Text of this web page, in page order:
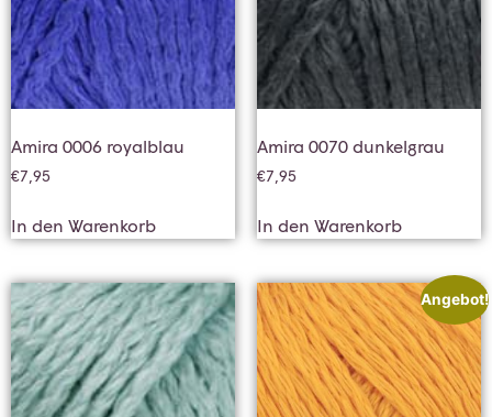
Amira 0006 royalblau
€7,95
In den Warenkorb
Amira 0070 dunkelgrau
€7,95
In den Warenkorb
Angebot!